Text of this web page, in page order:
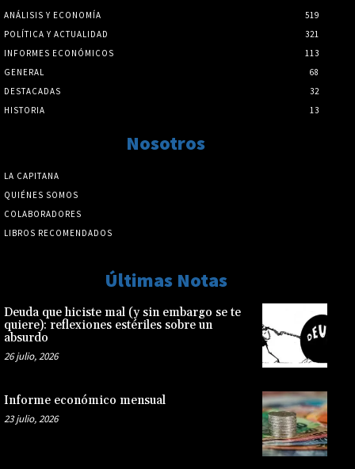
ANÁLISIS Y ECONOMÍA
519
POLÍTICA Y ACTUALIDAD
321
INFORMES ECONÓMICOS
113
GENERAL
68
DESTACADAS
32
HISTORIA
13
Nosotros
LA CAPITANA
QUIÉNES SOMOS
COLABORADORES
LIBROS RECOMENDADOS
Últimas Notas
Deuda que hiciste mal (y sin embargo se te
quiere): reflexiones estériles sobre un
absurdo
26 julio, 2026
Informe económico mensual
23 julio, 2026